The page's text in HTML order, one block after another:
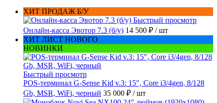
ХИТ ПРОДАЖ Б/У
Быстрый просмотр
Онлайн-касса Эвотор 7.3 (б/у) 14 500 ₽ / шт
ХИТ ЛИСТ НОВОГО
НОВИНКИ
Быстрый просмотр
POS-терминал G-Sense Kid v.3: 15", Core i3/4gen, 8/128
Gb, MSR, WiFi, черный 35 000 ₽ / шт